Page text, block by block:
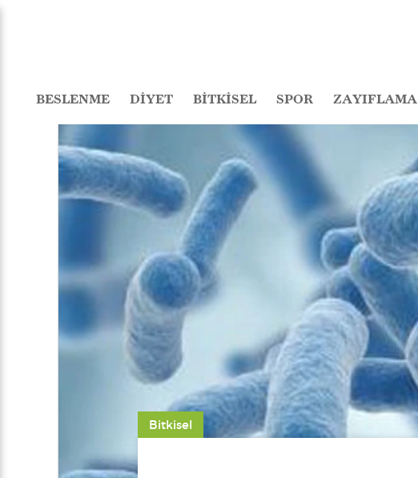
BESLENME DİYET BİTKİSEL SPOR ZAYIFLAMA
Bitkisel